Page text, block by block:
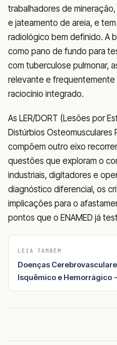
trabalhadores de
e jateamento de areia, e
radiológico bem definido. A
como pano de fundo para
com tuberculose pulmonar,
relevante e
raciocínio integrado.
As LER/DORT (Lesões por
Distúrbios Osteomusculares
compõem outro eixo
questões que exploram o
industriais, digitadores e
diagnóstico diferencial, os
implicações para o
pontos que o ENAMED já
LEIA TAMBÉM
Doenças
Isquêmico e Hemorrágico